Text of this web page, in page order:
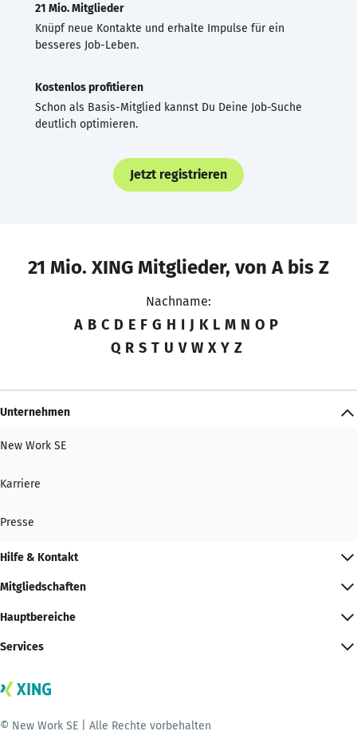
21 Mio. Mitglieder
Knüpf neue Kontakte und erhalte Impulse für ein
besseres Job-Leben.
Kostenlos profitieren
Schon als Basis-Mitglied kannst Du Deine Job-Suche
deutlich optimieren.
Jetzt registrieren
21 Mio. XING Mitglieder, von A bis Z
Nachname:
A B C D E F G H I J K L M N O P
Q R S T U V W X Y Z
Unternehmen
New Work SE
Karriere
Presse
Hilfe & Kontakt
Mitgliedschaften
Hauptbereiche
Services
© New Work SE | Alle Rechte vorbehalten